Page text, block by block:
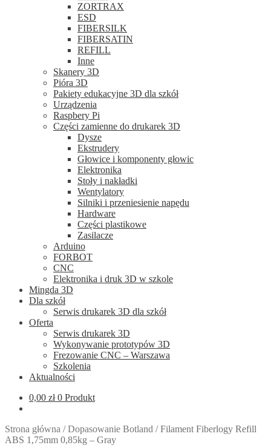
ZORTRAX
ESD
FIBERSILK
FIBERSATIN
REFILL
Inne
Skanery 3D
Pióra 3D
Pakiety edukacyjne 3D dla szkół
Urządzenia
Raspbery Pi
Części zamienne do drukarek 3D
Dysze
Ekstrudery
Głowice i komponenty głowic
Elektronika
Stoły i nakładki
Wentylatory
Silniki i przeniesienie napędu
Hardware
Części plastikowe
Zasilacze
Arduino
FORBOT
CNC
Elektronika i druk 3D w szkole
Mingda 3D
Dla szkół
Serwis drukarek 3D dla szkół
Oferta
Serwis drukarek 3D
Wykonywanie prototypów 3D
Frezowanie CNC – Warszawa
Szkolenia
Aktualności
0,00 zł 0 Produkt
Strona główna /Dopasowanie Botland /Filament Fiberlogy Refill
ABS 1,75mm 0,85kg – Gray